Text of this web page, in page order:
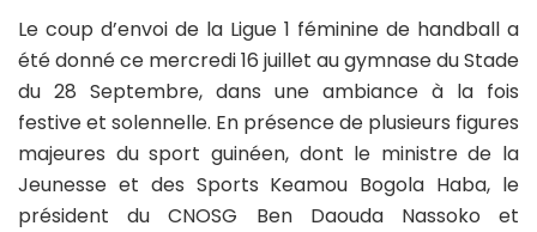
Le coup d’envoi de la Ligue 1 féminine de handball a
été donné ce mercredi 16 juillet au gymnase du Stade
du 28 Septembre, dans une ambiance à la fois
festive et solennelle. En présence de plusieurs figures
majeures du sport guinéen, dont le ministre de la
Jeunesse et des Sports Keamou Bogola Haba, le
président du CNOSG Ben Daouda Nassoko et